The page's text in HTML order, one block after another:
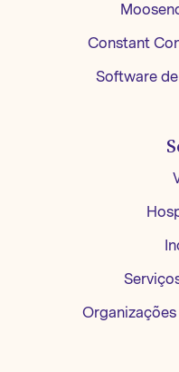
Constant
Software